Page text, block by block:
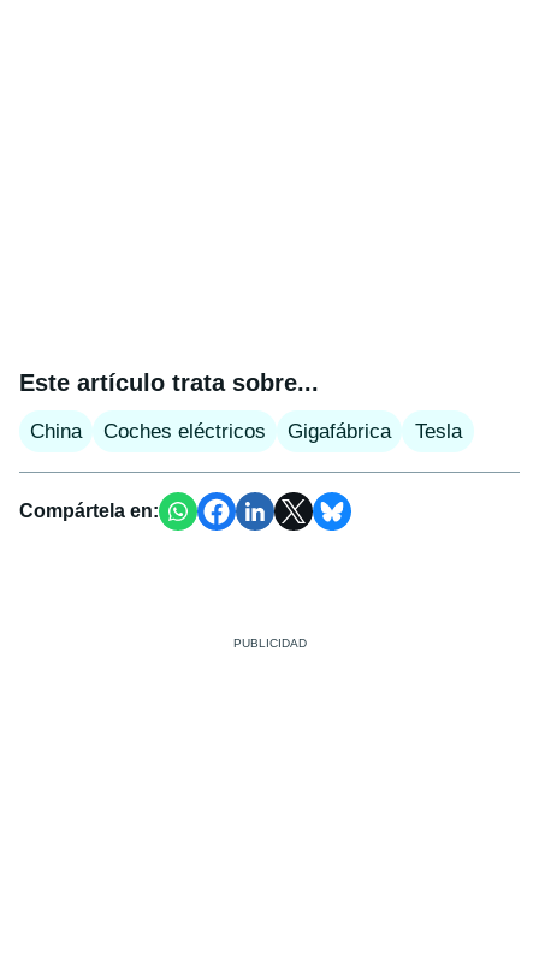
Este artículo trata sobre...
China Coches eléctricos Gigafábrica Tesla
Compártela en: